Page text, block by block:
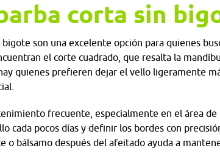
corta sin
son una excelente opción para quienes
el corte cuadrado, que resalta la
quienes prefieren dejar el vello ligeramente
frecuente, especialmente en el área de
cada pocos días y definir los bordes con
o bálsamo después del afeitado ayuda a